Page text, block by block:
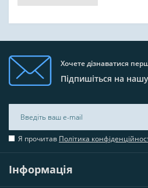
Хочете дізнаватися
Підпишіться на
Я прочитав Політика
Інформація